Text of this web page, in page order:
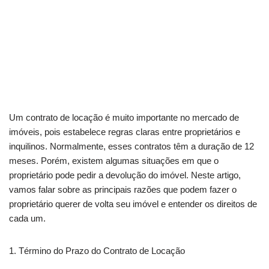
Um contrato de locação é muito importante no mercado de
imóveis, pois estabelece regras claras entre proprietários e
inquilinos. Normalmente, esses contratos têm a duração de 12
meses. Porém, existem algumas situações em que o
proprietário pode pedir a devolução do imóvel. Neste artigo,
vamos falar sobre as principais razões que podem fazer o
proprietário querer de volta seu imóvel e entender os direitos de
cada um.
1. Término do Prazo do Contrato de Locação